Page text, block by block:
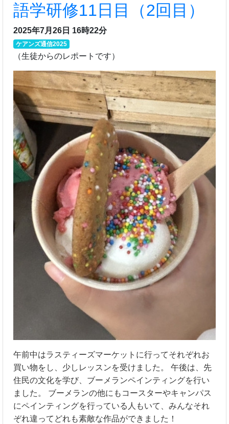
語学研修11日目（2回目）
2025年7月26日 16時22分
ケアンズ通信2025
（生徒からのレポートです）
午前中はラスティーズマーケットに行ってそれぞれお
買い物をし、少しレッスンを受けました。 午後は、先
住民の文化を学び、ブーメランペインティングを行い
ました。 ブーメランの他にもコースターやキャンパス
にペインティングを行っている人もいて、みんなそれ
ぞれ違ってどれも素敵な作品ができました！